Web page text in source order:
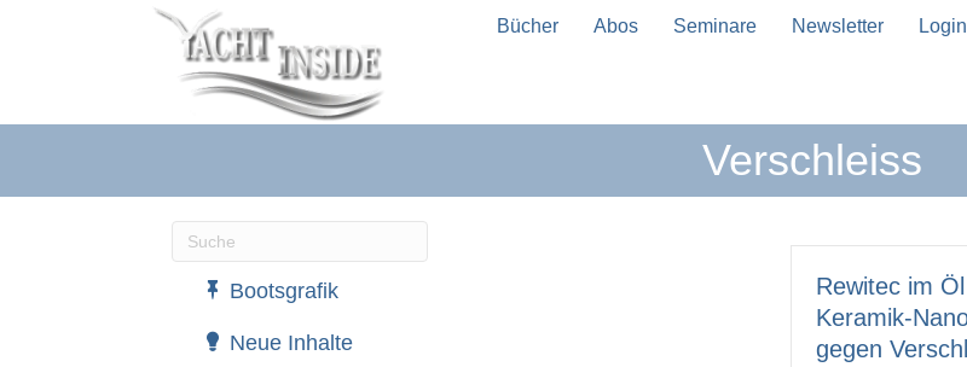
Bücher Abos Seminare Newsletter Login
Verschleiss
Wenn die Ergebnisse der automatischen Vervollständigung verfügbar sind,
Bootsgrafik
Neue Inhalte
Rewitec im
Keramik-
gegen